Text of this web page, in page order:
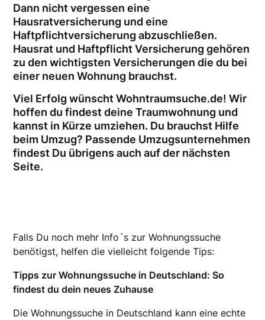
Dann nicht vergessen eine
Hausratversicherung und eine
Haftpflichtversicherung abzuschließen.
Hausrat und Haftpflicht Versicherung gehören
zu den wichtigsten Versicherungen die du bei
einer neuen Wohnung brauchst.
Viel Erfolg wünscht Wohntraumsuche.de! Wir
hoffen du findest deine Traumwohnung und
kannst in Kürze umziehen. Du brauchst Hilfe
beim Umzug? Passende Umzugsunternehmen
findest Du übrigens auch auf der nächsten
Seite.
Falls Du noch mehr Info´s zur Wohnungssuche
benötigst, helfen die vielleicht folgende Tips:
Tipps zur Wohnungssuche in Deutschland: So
findest du dein neues Zuhause
Die Wohnungssuche in Deutschland kann eine echte